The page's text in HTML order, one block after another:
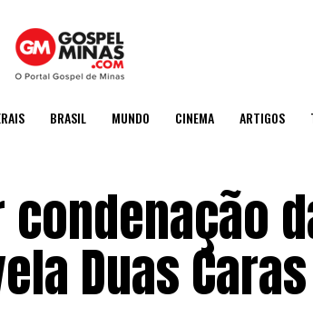
BRASIL MUNDO CINEMA ARTIGOS
Duas Caras